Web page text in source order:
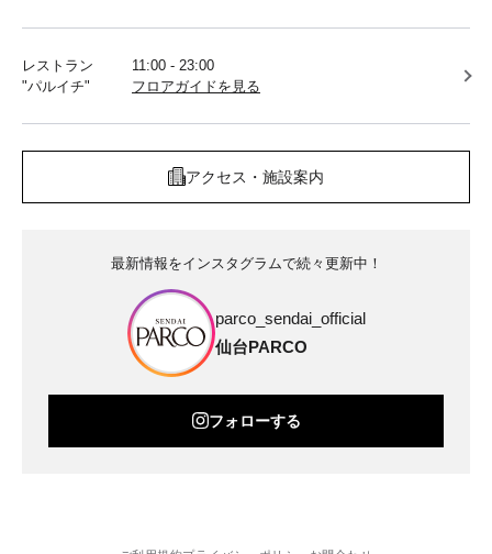
レストラン
"パルイチ"
11:00 - 23:00
フロアガイドを見る
アクセス・施設案内
最新情報をインスタグラムで続々更新中！
parco_sendai_official
仙台PARCO
フォローする